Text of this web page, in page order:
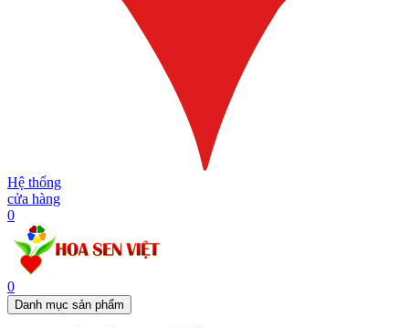
Hệ thống
cửa hàng
0
0
Danh mục sản phẩm